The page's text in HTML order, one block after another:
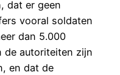
dat er geen
vooral soldaten
dan 5.000
de autoriteiten zijn
en dat de